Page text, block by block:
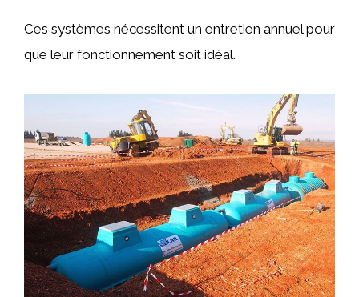
Ces systèmes nécessitent un entretien annuel pour
que leur fonctionnement soit idéal.